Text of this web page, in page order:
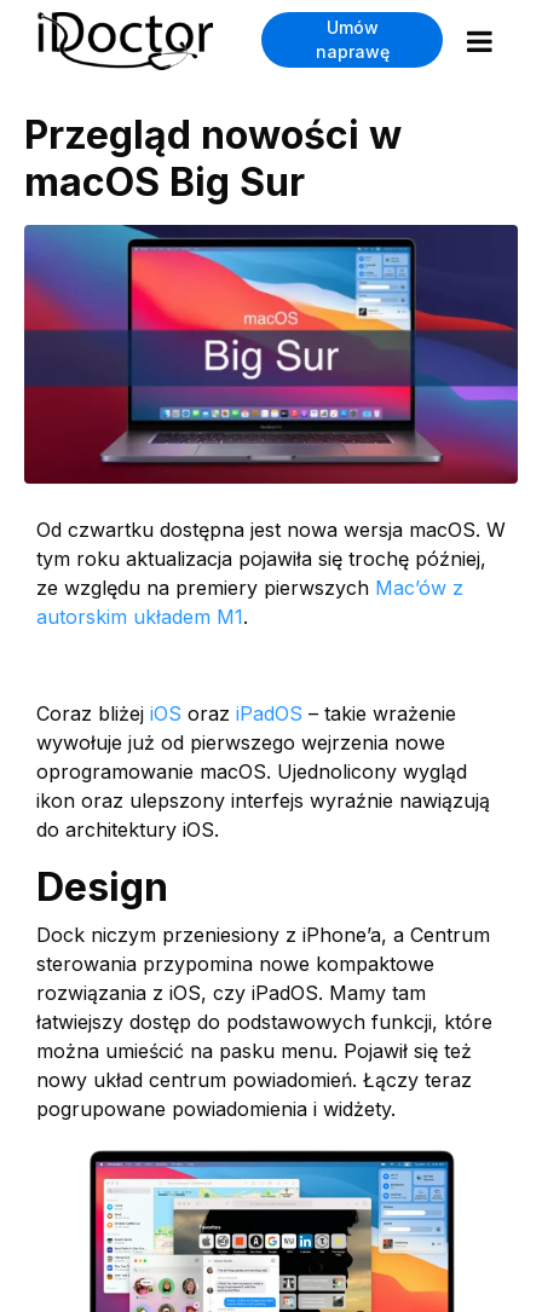
Umów
naprawę
Przegląd nowości w
macOS Big Sur
Od czwartku dostępna jest nowa wersja macOS. W
tym roku aktualizacja pojawiła się trochę później,
ze względu na premiery pierwszych Mac’ów z
autorskim układem M1.
Coraz bliżej iOS oraz iPadOS – takie wrażenie
wywołuje już od pierwszego wejrzenia nowe
oprogramowanie macOS. Ujednolicony wygląd
ikon oraz ulepszony interfejs wyraźnie nawiązują
do architektury iOS.
Design
Dock niczym przeniesiony z iPhone’a, a Centrum
sterowania przypomina nowe kompaktowe
rozwiązania z iOS, czy iPadOS. Mamy tam
łatwiejszy dostęp do podstawowych funkcji, które
można umieścić na pasku menu. Pojawił się też
nowy układ centrum powiadomień. Łączy teraz
pogrupowane powiadomienia i widżety.